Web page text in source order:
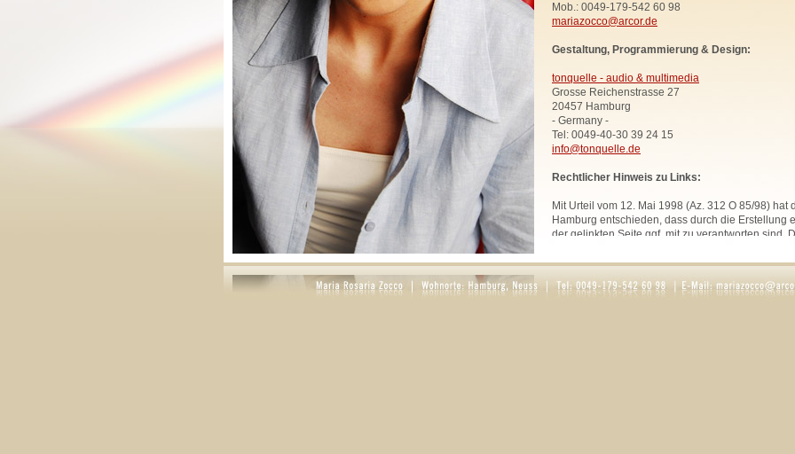
Mob.: 0049-179-542 60 98
mariazocco@arcor.de
Gestaltung, Programmierung & Design:
tonquelle - audio & multimedia
Grosse Reichenstrasse 27
20457 Hamburg
- Germany -
Tel: 0049-40-30 39 24 15
info@tonquelle.de
Rechtlicher Hinweis zu Links:
Mit Urteil vom 12. Mai 1998 (Az. 312 O 85/98) hat
Hamburg entschieden, dass durch die Erstellung
der gelinkten Seite ggf. mit zu verantworten sind.
Website. Diese Erklärung gilt für sämtliche Links
zur Zeit bestehen oder in Zukunft bestehen
Alle Bilder, Texte und Grafiken, sofern nicht